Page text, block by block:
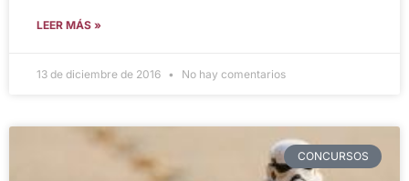
LEER MÁS »
13 de diciembre de 2016 No hay comentarios
CONCURSOS